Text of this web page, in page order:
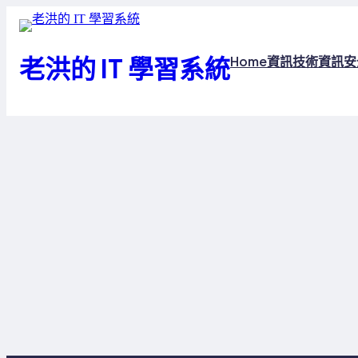
老洪的 IT 學習系統Home資訊技術資訊